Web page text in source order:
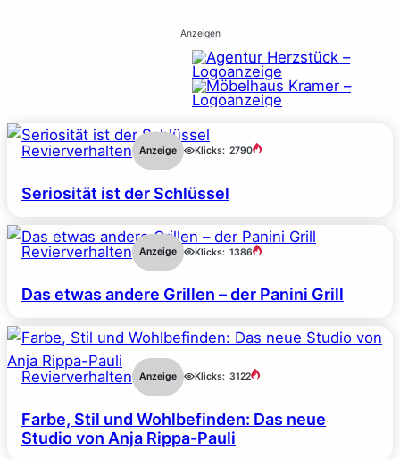
Anzeigen
Revierverhalten Anzeige Klicks: 2790
Seriosität ist der Schlüssel
Revierverhalten Anzeige Klicks: 1386
Das etwas andere Grillen – der Panini Grill
Revierverhalten Anzeige Klicks: 3122
Farbe, Stil und Wohlbefinden: Das neue
Studio von Anja Rippa-Pauli